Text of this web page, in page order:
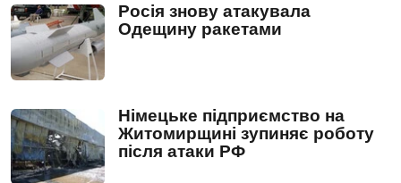
Росія знову атакувала
Одещину ракетами
Німецьке підприємство на
Житомирщині зупиняє роботу
після атаки РФ